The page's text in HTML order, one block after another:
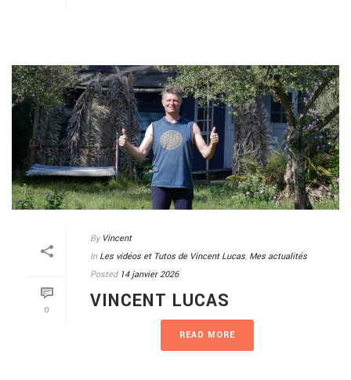
0
By Vincent
In Les vidéos et Tutos de Vincent Lucas, Mes actualités
Posted 14 janvier 2026
VINCENT LUCAS
READ MORE